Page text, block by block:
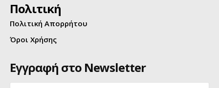
Πολιτική
Πολιτική Απορρήτου
Όροι Χρήσης
Εγγραφή στο Newsletter